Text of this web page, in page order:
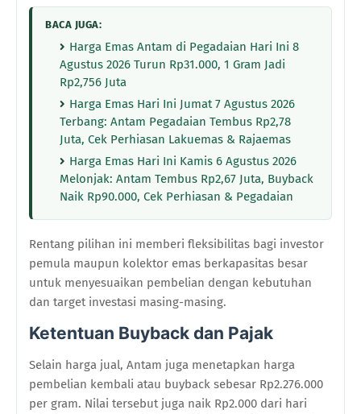
BACA JUGA:
Harga Emas Antam di Pegadaian Hari Ini 8
Agustus 2026 Turun Rp31.000, 1 Gram Jadi
Rp2,756 Juta
Harga Emas Hari Ini Jumat 7 Agustus 2026
Terbang: Antam Pegadaian Tembus Rp2,78
Juta, Cek Perhiasan Lakuemas & Rajaemas
Harga Emas Hari Ini Kamis 6 Agustus 2026
Melonjak: Antam Tembus Rp2,67 Juta, Buyback
Naik Rp90.000, Cek Perhiasan & Pegadaian
Rentang pilihan ini memberi fleksibilitas bagi investor
pemula maupun kolektor emas berkapasitas besar
untuk menyesuaikan pembelian dengan kebutuhan
dan target investasi masing-masing.
Ketentuan Buyback dan Pajak
Selain harga jual, Antam juga menetapkan harga
pembelian kembali atau buyback sebesar Rp2.276.000
per gram. Nilai tersebut juga naik Rp2.000 dari hari